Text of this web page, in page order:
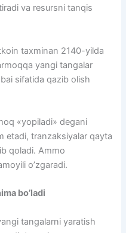
va resursni tanqis
taxminan 2140-yilda
yangi tangalar
sifatida qazib olish
«yopiladi» degani
etadi, tranzaksiyalar qayta
qoladi. Ammo
o’zgaradi.
bo’ladi
tangalarni yaratish